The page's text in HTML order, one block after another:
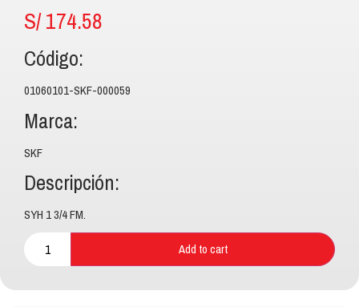
S/174.58
Código:
01060101-SKF-000059
Marca:
SKF
Descripción:
SYH 1 3/4 FM.
Add to cart